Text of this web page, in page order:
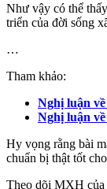
Như vậy có thể
triển của đời sống
…
Tham khảo:
Nghị luận
Nghị luận
Hy vọng rằng bài
chuẩn bị thật tốt
Theo dõi MXH của